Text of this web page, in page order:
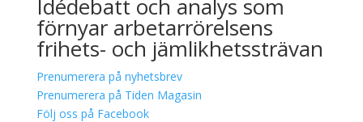
Idédebatt och analys som
förnyar arbetarrörelsens
frihets- och jämlikhetssträvan
Prenumerera på nyhetsbrev
Prenumerera på Tiden Magasin
Följ oss på Facebook